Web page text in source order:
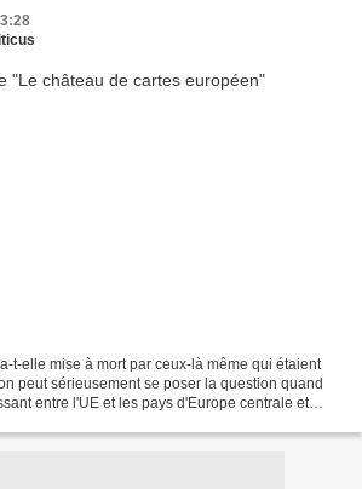
t-elle mise à mort par ceux-là même qui étaient
peut sérieusement se poser la question quand
entre l'UE et les pays d'Europe centrale et